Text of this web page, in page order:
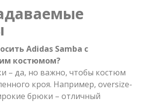
Adidas Samba с
костюмом?
– да, но важно, чтобы костюм
кроя. Например, oversize-
брюки – отличный